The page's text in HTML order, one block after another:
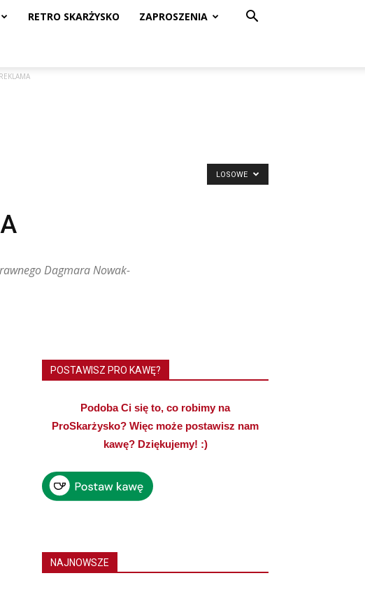
RETRO SKARŻYSKO ZAPROSZENIA
REKLAMA
Dagmara Nowak-
LOSOWE
POSTAWISZ PRO KAWĘ?
Podoba Ci się to, co robimy na
ProSkarżysko? Więc może postawisz nam
kawę? Dziękujemy! :)
NAJNOWSZE